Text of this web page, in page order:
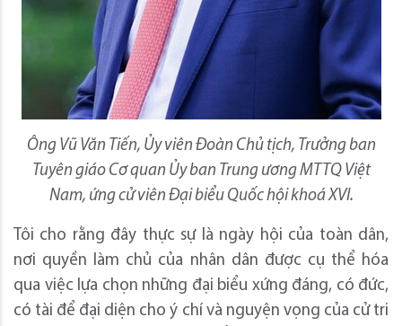
Ông Vũ Văn Tiến, Ủy viên Đoàn Chủ tịch, Trưởng ban
Tuyên giáo Cơ quan Ủy ban Trung ương MTTQ Việt
Nam, ứng cử viên Đại biểu Quốc hội khoá XVI.
Tôi cho rằng đây thực sự là ngày hội của toàn dân,
nơi quyền làm chủ của nhân dân được cụ thể hóa
qua việc lựa chọn những đại biểu xứng đáng, có đức,
có tài để đại diện cho ý chí và nguyện vọng của cử tri